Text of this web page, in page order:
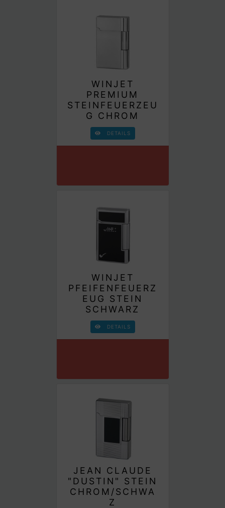
WINJET
PREMIUM
STEINFEUERZEU
G CHROM
DETAILS
WINJET
PFEIFENFEUERZ
EUG STEIN
SCHWARZ
DETAILS
JEAN CLAUDE
"DUSTIN" STEIN
CHROM/SCHWA
Z